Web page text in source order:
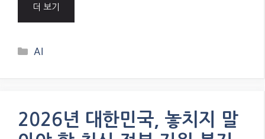
더 보기
Categories
AI
2026년 대한민국, 놓치지 말